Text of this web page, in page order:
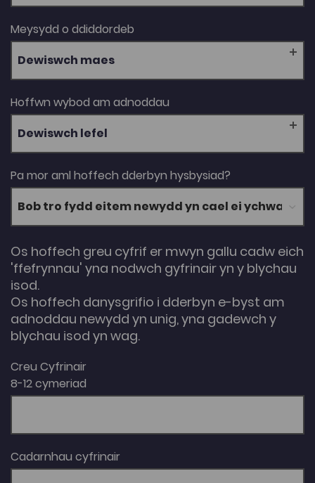
Meysydd o ddiddordeb
Dewiswch maes
Hoffwn wybod am adnoddau
Dewiswch lefel
Pa mor aml hoffech dderbyn hysbysiad?
Os hoffech greu cyfrif er mwyn gallu cadw eich
'ffefrynnau' yna nodwch gyfrinair yn y blychau
isod.
Os hoffech danysgrifio i dderbyn e-byst am
adnoddau newydd yn unig, yna gadewch y
blychau isod yn wag.
Creu Cyfrinair
8-12 cymeriad
Cadarnhau cyfrinair